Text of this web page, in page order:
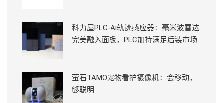
科力屋PLC-Ai轨迹感应器：毫米波雷达
完美融入面板，PLC加持满足后装市场
萤石TAMO宠物看护摄像机：会移动，
够聪明